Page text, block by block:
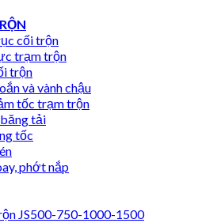
cối trộn
trạm trộn
trộn
và vành chậu
tốc trạm trộn
tải
tốc
phớt nắp
JS500-750-1000-1500